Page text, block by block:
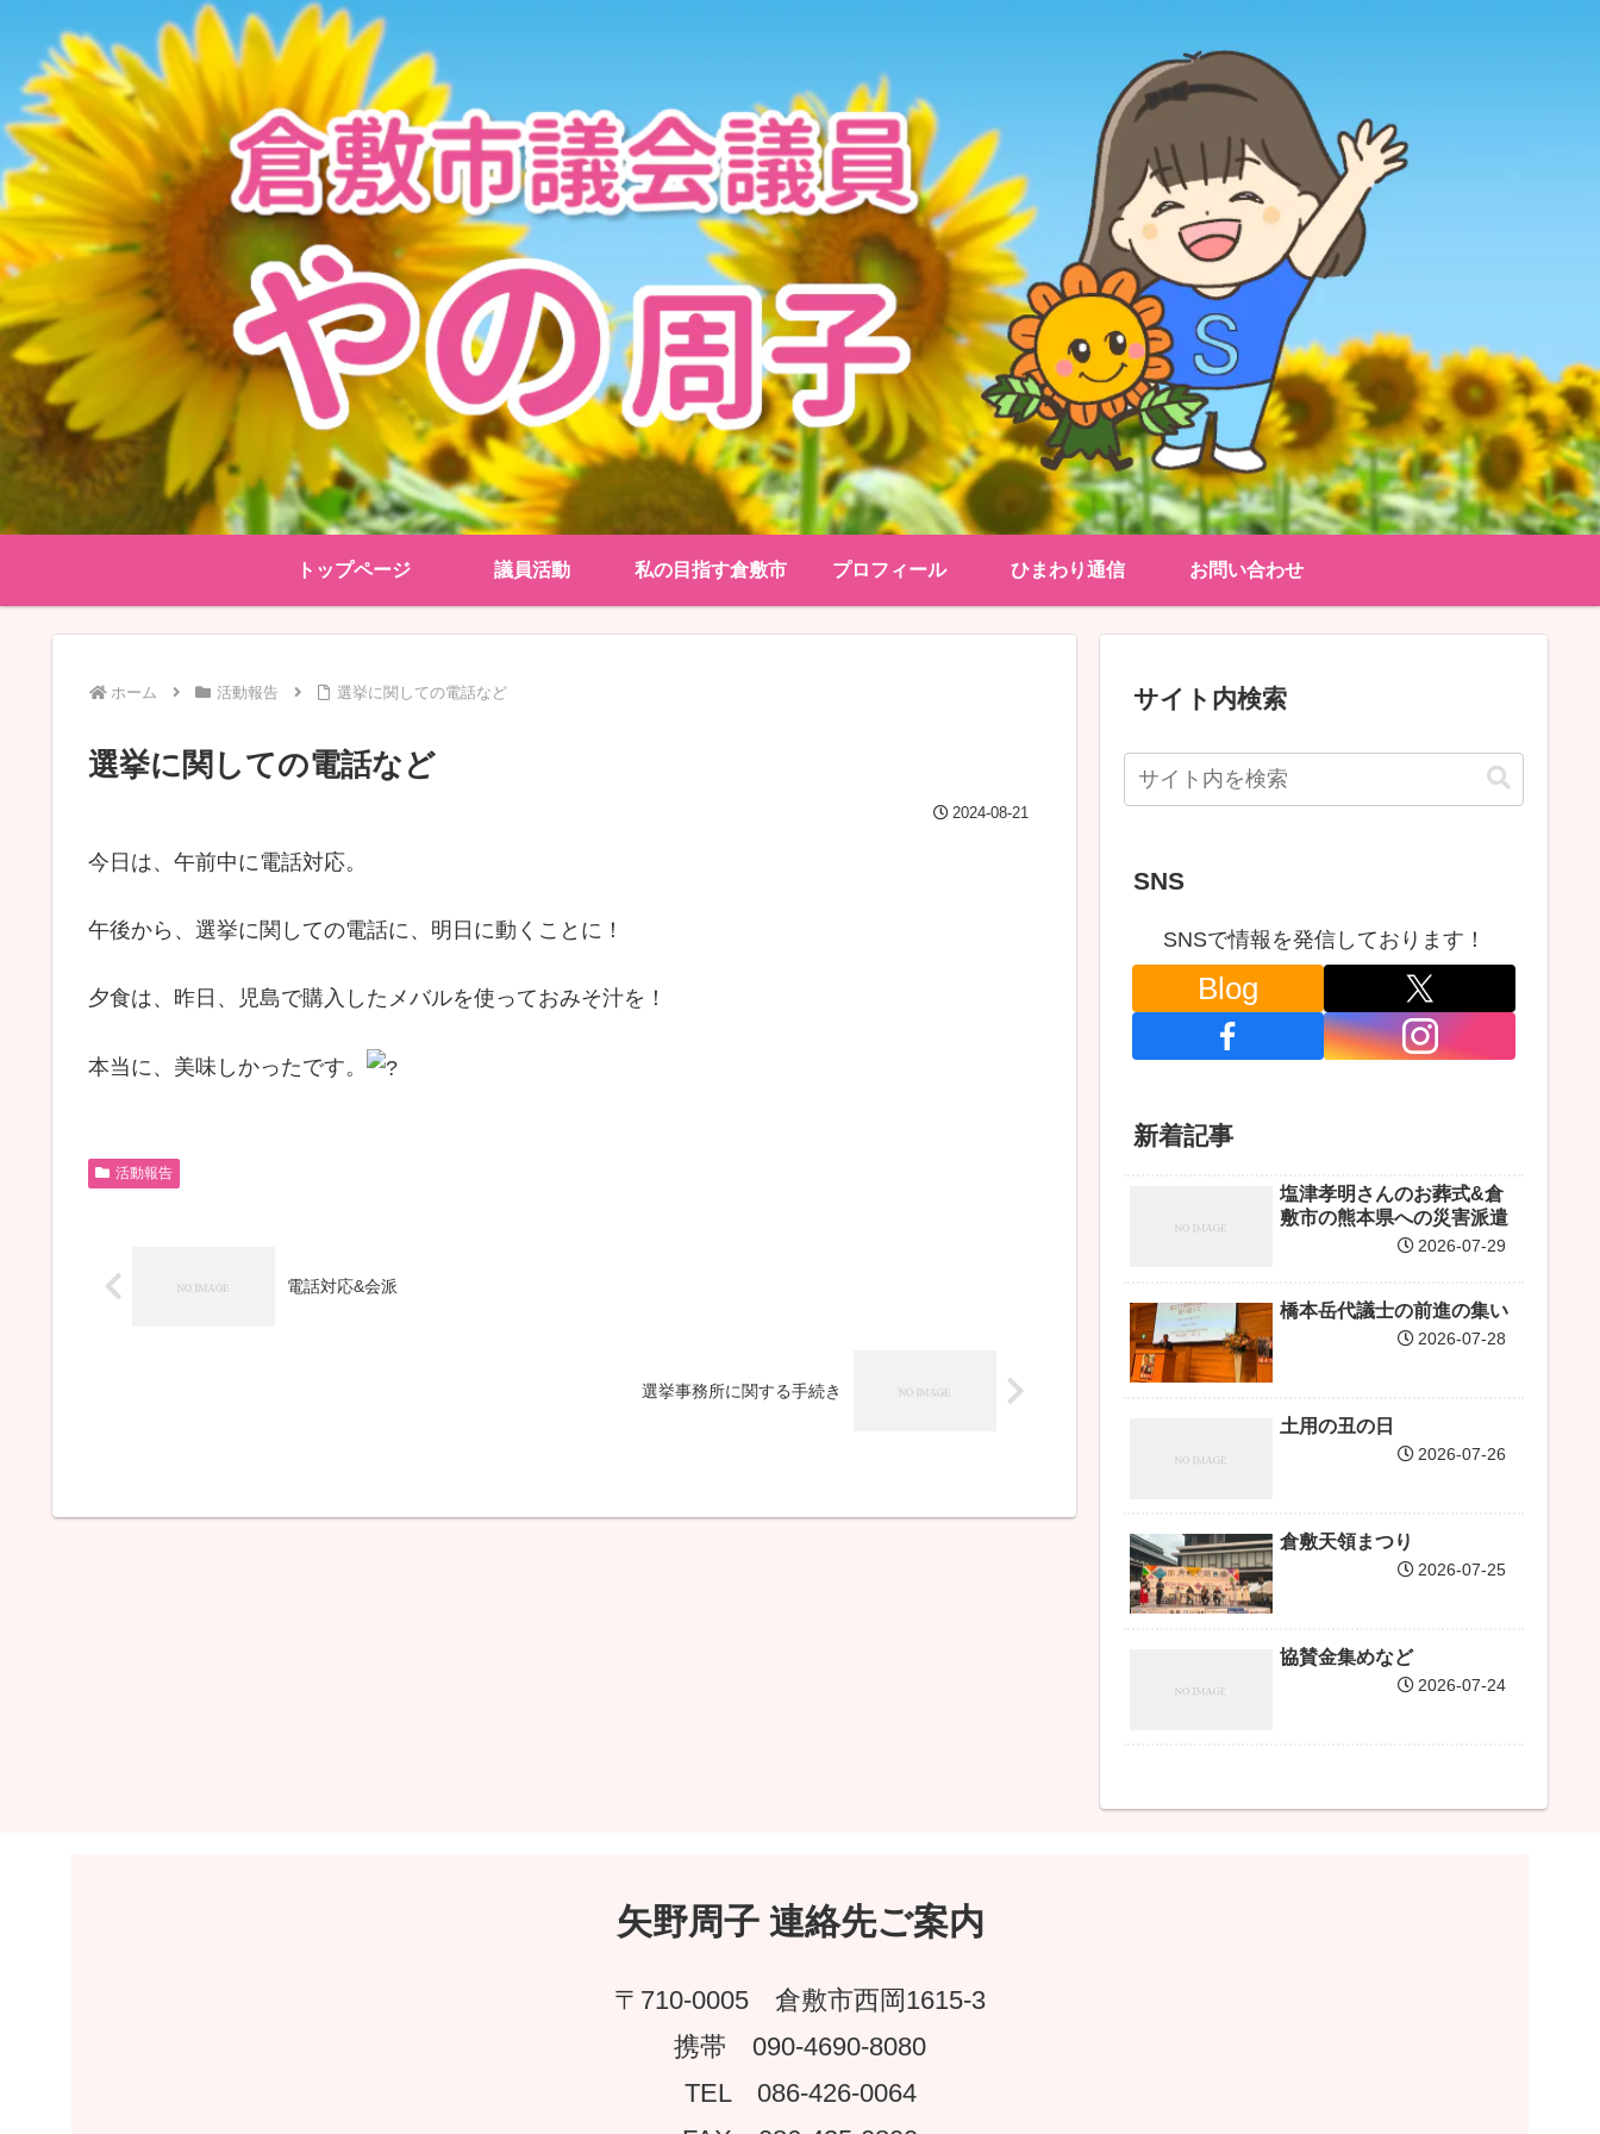
トップページ 議員活動 私の目指す倉敷市 プロフィール ひまわり通信 お問い合わせ
ホーム 活動報告 選挙に関しての電話など
選挙に関しての電話など
2024-08-21
今日は、午前中に電話対応。
午後から、選挙に関しての電話に、明日に動くことに！
夕食は、昨日、児島で購入したメバルを使っておみそ汁を！
本当に、美味しかったです。
活動報告
電話対応&会派
選挙事務所に関する手続き
サイト内検索
SNS
SNSで情報を発信しております！
Blog
新着記事
塩津孝明さんのお葬式&倉
敷市の熊本県への災害派遣
2026-07-29
橋本岳代議士の前進の集い
2026-07-28
土用の丑の日
2026-07-26
倉敷天領まつり
2026-07-25
協賛金集めなど
2026-07-24
矢野周子 連絡先ご案内
〒710-0005 倉敷市西岡1615-3
携帯 090-4690-8080
TEL 086-426-0064